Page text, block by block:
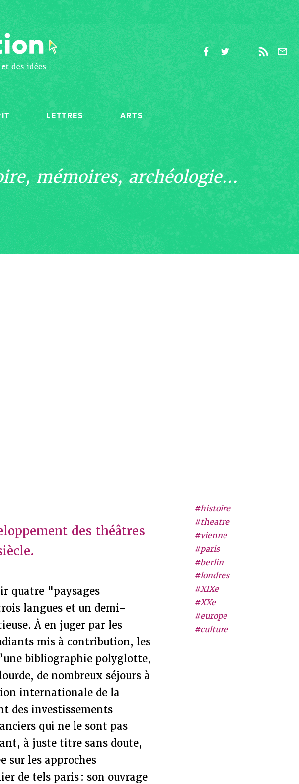
LETTRES ARTS
mémoires, archéologie...
#histoire
#theatre
#vienne
#paris
#berlin
#londres
#XIXe
#XXe
#europe
#culture
des théâtres
quatre "paysages
langues et un demi-
À en juger par les
mis à contribution, les
bibliographie polyglotte,
de nombreux séjours à
internationale de la
des investissements
qui ne le sont pas
à juste titre sans doute,
sur les approches
de tels paris : son ouvrage